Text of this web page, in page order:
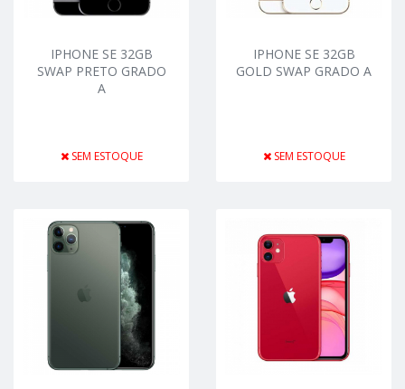
IPHONE SE 32GB
SWAP PRETO GRADO
A
SEM ESTOQUE
IPHONE SE 32GB
GOLD SWAP GRADO A
SEM ESTOQUE